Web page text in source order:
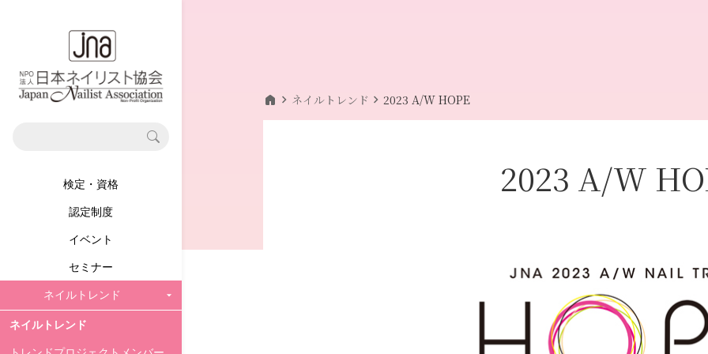
検定・資格
認定制度
イベント
セミナー
ネイルトレンド
ネイルトレンド
home chevron_right ネイルトレンド chevron_right 2023 A/W HOPE
2023 A/W